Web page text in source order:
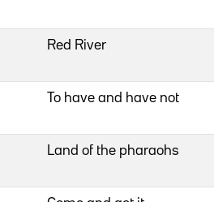
Red River
To have and have not
Land of the pharaohs